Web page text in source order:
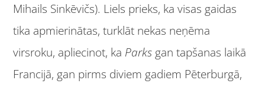
Mihails Sinkēvičs). Liels prieks, ka visas gaidas
tika apmierinātas, turklāt nekas neņēma
virsroku, apliecinot, ka Parks gan tapšanas laikā
Francijā, gan pirms diviem gadiem Pēterburgā,